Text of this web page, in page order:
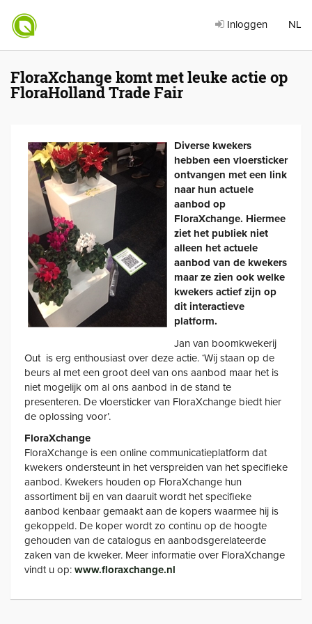
Inloggen NL
FloraXchange komt met leuke actie op
FloraHolland Trade Fair
Diverse kwekers
hebben een vloersticker
ontvangen met een link
naar hun actuele
aanbod op
FloraXchange. Hiermee
ziet het publiek niet
alleen het actuele
aanbod van de kwekers
maar ze zien ook welke
kwekers actief zijn op
dit interactieve
platform.
Jan van boomkwekerij
Out is erg enthousiast over deze actie. ‘Wij staan op de
beurs al met een groot deel van ons aanbod maar het is
niet mogelijk om al ons aanbod in de stand te
presenteren. De vloersticker van FloraXchange biedt hier
de oplossing voor’.
FloraXchange
FloraXchange is een online communicatieplatform dat
kwekers ondersteunt in het verspreiden van het specifieke
aanbod. Kwekers houden op FloraXchange hun
assortiment bij en van daaruit wordt het specifieke
aanbod kenbaar gemaakt aan de kopers waarmee hij is
gekoppeld. De koper wordt zo continu op de hoogte
gehouden van de catalogus en aanbodsgerelateerde
zaken van de kweker. Meer informatie over FloraXchange
vindt u op: www.floraxchange.nl